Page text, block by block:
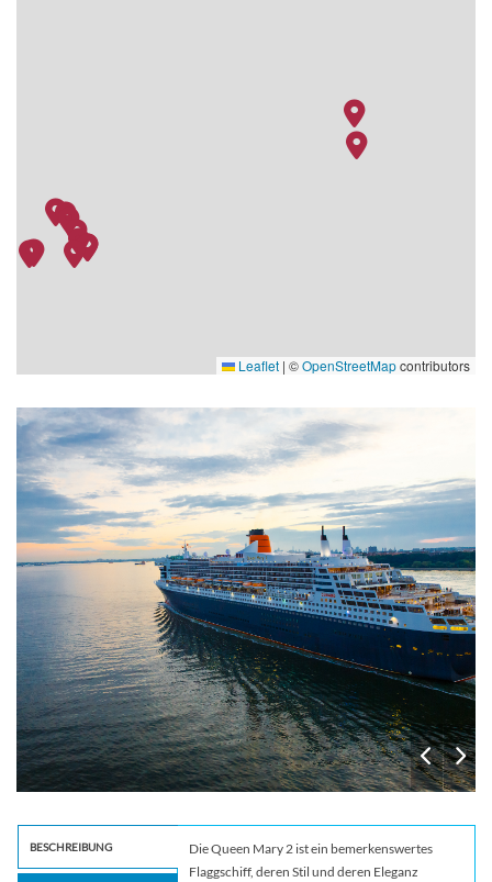
01.02.28
02.02.28
07.02.28 Auf See
08.02.28 Auf See
09.02.28 Auf See – –
10.02.28 Auf See –
11.02.28 Funchal, Madeira – –
12.02.28 Auf See – –
13.02.28 Auf See – –
14.02.28 Auf See –
15.02.28 Southampton, UK
Leaflet | ©OpenStreetMapcontributors
Main
BESCHREIBUNG
Die Queen Mary 2 ist ein bemerkenswertes
Flaggschiff, deren Stil und deren Eleganz